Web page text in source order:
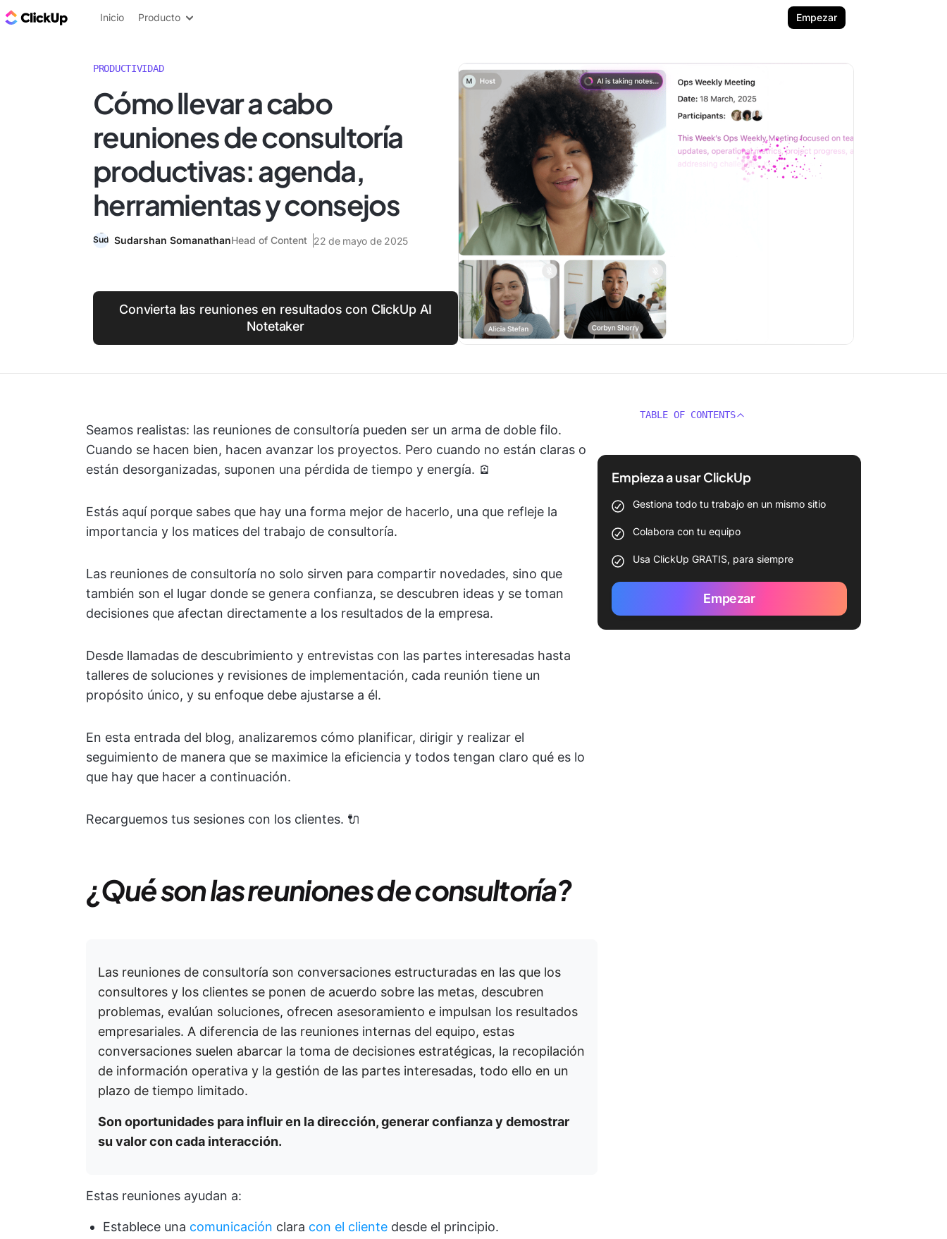
ClickUp Blog
Inicio Producto Empezar
PRODUCTIVIDAD
Cómo llevar a cabo
reuniones de consultoría
productivas: agenda,
herramientas y consejos
Sudarshan SomanathanHead of Content 22 de mayo de 2025
Convierta las reuniones en resultados con ClickUp AI
Notetaker
Seamos realistas: las reuniones de consultoría pueden ser un arma de doble filo.
Cuando se hacen bien, hacen avanzar los proyectos. Pero cuando no están claras o
están desorganizadas, suponen una pérdida de tiempo y energía. 🪫
Estás aquí porque sabes que hay una forma mejor de hacerlo, una que refleje la
importancia y los matices del trabajo de consultoría.
Las reuniones de consultoría no solo sirven para compartir novedades, sino que
también son el lugar donde se genera confianza, se descubren ideas y se toman
decisiones que afectan directamente a los resultados de la empresa.
Desde llamadas de descubrimiento y entrevistas con las partes interesadas hasta
talleres de soluciones y revisiones de implementación, cada reunión tiene un
propósito único, y su enfoque debe ajustarse a él.
En esta entrada del blog, analizaremos cómo planificar, dirigir y realizar el
seguimiento de manera que se maximice la eficiencia y todos tengan claro qué es lo
que hay que hacer a continuación.
Recarguemos tus sesiones con los clientes. 🔌
¿Qué son las reuniones de consultoría?
Las reuniones de consultoría son conversaciones estructuradas en las que los
consultores y los clientes se ponen de acuerdo sobre las metas, descubren
problemas, evalúan soluciones, ofrecen asesoramiento e impulsan los resultados
empresariales. A diferencia de las reuniones internas del equipo, estas
conversaciones suelen abarcar la toma de decisiones estratégicas, la recopilación
de información operativa y la gestión de las partes interesadas, todo ello en un
plazo de tiempo limitado.
Son oportunidades para influir en la dirección, generar confianza y demostrar
su valor con cada interacción.
Estas reuniones ayudan a:
Establece una comunicación clara con el cliente desde el principio.
TABLE OF CONTENTS
Empieza a usar ClickUp
Gestiona todo tu trabajo en un mismo sitio
Colabora con tu equipo
Usa ClickUp GRATIS, para siempre
Empezar